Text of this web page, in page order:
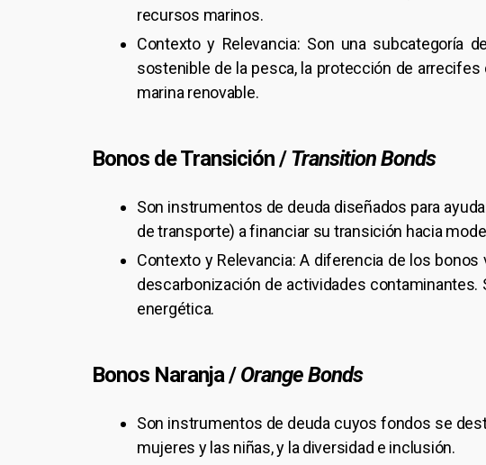
recursos marinos.
Contexto y Relevancia: Son una subcategoría
sostenible de la pesca, la protección de
marina renovable.
Bonos de Transición /Transition Bonds
Son instrumentos de deuda diseñados para
de transporte) a financiar su transición hacia
Contexto y Relevancia: A diferencia de los
descarbonización de actividades
energética.
Bonos Naranja /Orange Bonds
Son instrumentos de deuda cuyos fondos se
mujeres y las niñas, y la diversidad e inclusión.